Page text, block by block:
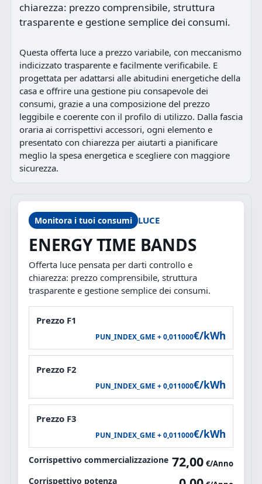
chiarezza: prezzo comprensibile, struttura
trasparente e gestione semplice dei consumi.
Questa offerta luce a prezzo variabile, con meccanismo
indicizzato trasparente e facilmente verificabile. E
progettata per adattarsi alle abitudini energetiche della
casa e offrire una gestione piu consapevole dei
consumi, grazie a una composizione del prezzo
leggibile e coerente con il profilo di utilizzo. Dalla fascia
oraria ai corrispettivi accessori, ogni elemento e
presentato con chiarezza per aiutarti a pianificare
meglio la spesa energetica e scegliere con maggiore
sicurezza.
Monitora i tuoi consumi LUCE
ENERGY TIME BANDS
Offerta luce pensata per darti controllo e
chiarezza: prezzo comprensibile, struttura
trasparente e gestione semplice dei consumi.
Prezzo F1
PUN_INDEX_GME + 0,011000€/kWh
Prezzo F2
PUN_INDEX_GME + 0,011000€/kWh
Prezzo F3
PUN_INDEX_GME + 0,011000€/kWh
Corrispettivo commercializzazione 72,00 €/Anno
Corrispettivo potenza